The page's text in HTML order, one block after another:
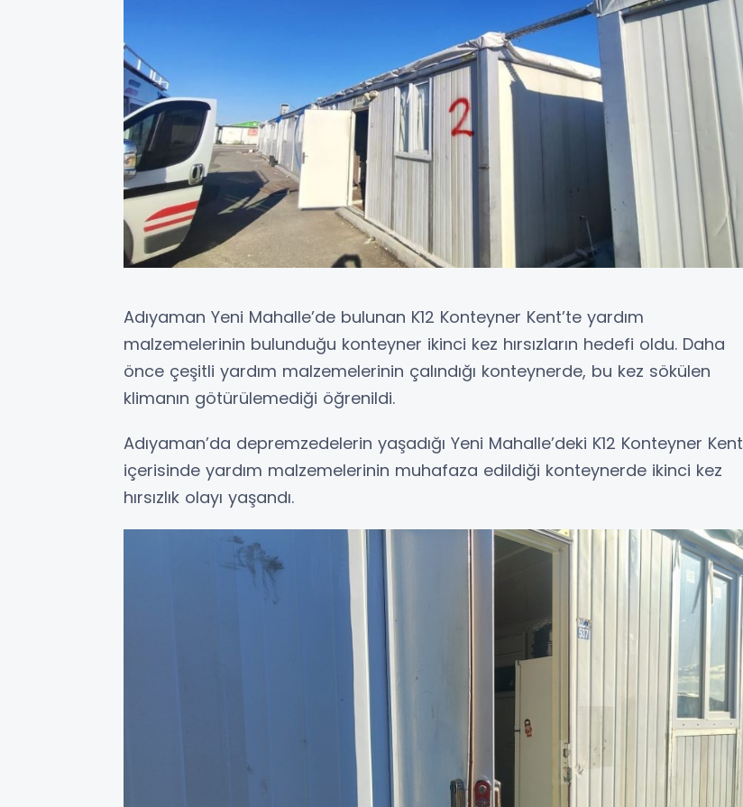
Adıyaman Yeni Mahalle’de bulunan K12 Konteyner Kent’te yardım
malzemelerinin bulunduğu konteyner ikinci kez hırsızların hedefi oldu. Daha
önce çeşitli yardım malzemelerinin çalındığı konteynerde, bu kez sökülen
klimanın götürülemediği öğrenildi.
Adıyaman’da depremzedelerin yaşadığı Yeni Mahalle’deki K12 Konteyner Kent
içerisinde yardım malzemelerinin muhafaza edildiği konteynerde ikinci kez
hırsızlık olayı yaşandı.